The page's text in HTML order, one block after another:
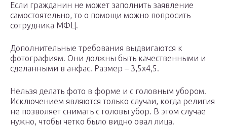
Если гражданин не может заполнить заявление
самостоятельно, то о помощи можно попросить
сотрудника МФЦ.
Дополнительные требования выдвигаются к
фотографиям. Они должны быть качественными и
сделанными в анфас. Размер – 3,5х4,5.
Нельзя делать фото в форме и с головным убором.
Исключением являются только случаи, когда религия
не позволяет снимать с головы убор. В этом случае
нужно, чтобы четко было видно овал лица.